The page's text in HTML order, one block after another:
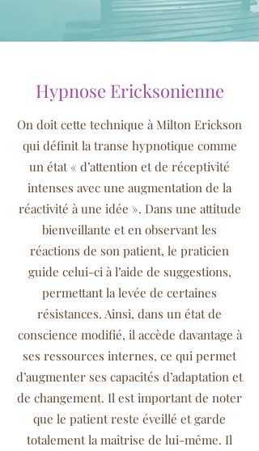
Hypnose Ericksonienne
On doit cette technique à Milton Erickson
qui définit la transe hypnotique comme
un état « d’attention et de réceptivité
intenses avec une augmentation de la
réactivité à une idée ». Dans une attitude
bienveillante et en observant les
réactions de son patient, le praticien
guide celui-ci à l’aide de suggestions,
permettant la levée de certaines
résistances. Ainsi, dans un état de
conscience modifié, il accède davantage à
ses ressources internes, ce qui permet
d’augmenter ses capacités d’adaptation et
de changement. Il est important de noter
que le patient reste éveillé et garde
totalement la maîtrise de lui-même. Il